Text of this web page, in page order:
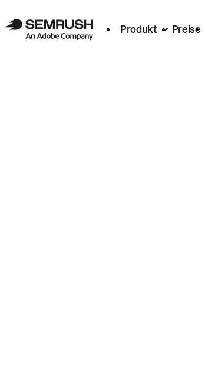
Produkt Preise